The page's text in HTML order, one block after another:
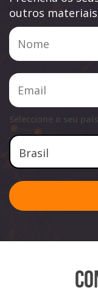
outros
Seleccione o seu